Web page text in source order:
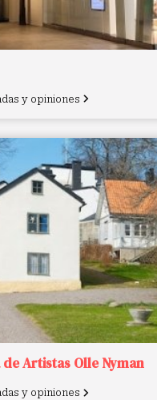
y opiniones
Artistas Olle Nyman
y opiniones